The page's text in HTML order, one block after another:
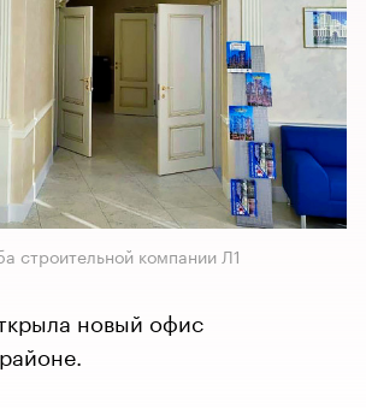
строительной компании Л1
новый офис